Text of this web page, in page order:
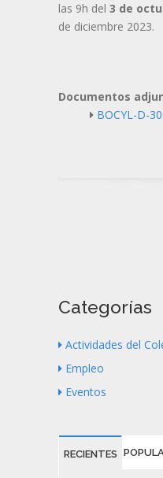
las 9h del 3 de
de diciembre 2023.
Documentos
BOCYL-D-
Categorías
Actividades del
Empleo
Eventos
RECIENTES